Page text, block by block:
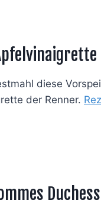
diese
der Renner.